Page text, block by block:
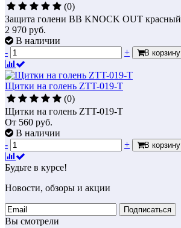
(0)
Защита голени BB KNOCK OUT красный
2 970 руб.
В наличии
-
+ В корзину
Щитки на голень ZTT-019-T
(0)
Щитки на голень ZTT-019-T
От 560 руб.
В наличии
-
+ В корзину
Будьте в курсе!
Новости, обзоры и акции
Подписаться
Вы смотрели